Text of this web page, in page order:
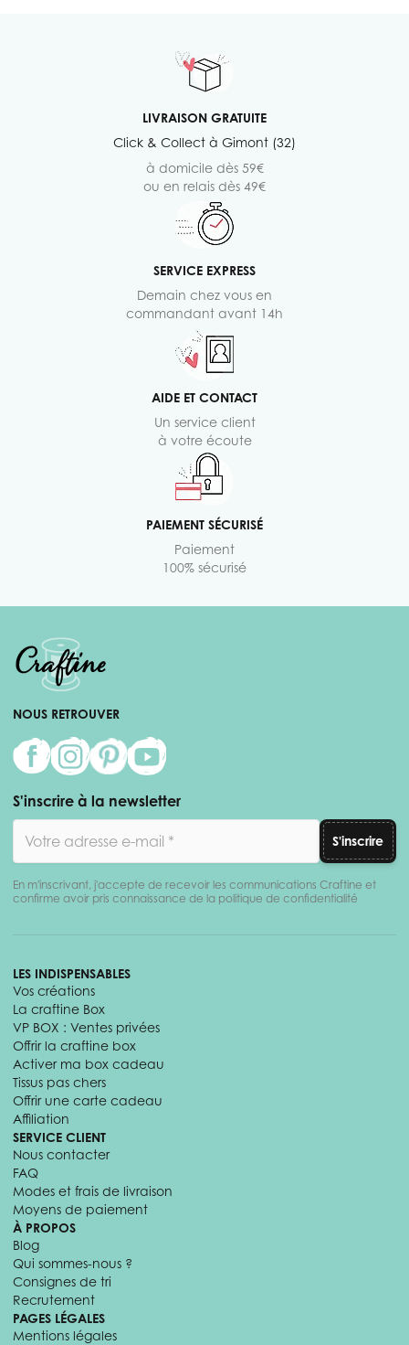
LIVRAISON GRATUITE
Click & Collect à Gimont (32)
à domicile dès 59€
ou en relais dès 49€
SERVICE EXPRESS
Demain chez vous en
commandant avant 14h
AIDE ET CONTACT
Un service client
à votre écoute
PAIEMENT SÉCURISÉ
Paiement
100% sécurisé
NOUS RETROUVER
S'inscrire à la newsletter
S'inscrire
En m'inscrivant, j'accepte de recevoir les communications Craftine et
confirme avoir pris connaissance de la politique de confidentialité
LES INDISPENSABLES
Vos créations
La craftine Box
VP BOX : Ventes privées
Offrir la craftine box
Activer ma box cadeau
Tissus pas chers
Offrir une carte cadeau
Affiliation
SERVICE CLIENT
Nous contacter
FAQ
Modes et frais de livraison
Moyens de paiement
À PROPOS
Blog
Qui sommes-nous ?
Consignes de tri
Recrutement
PAGES LÉGALES
Mentions légales